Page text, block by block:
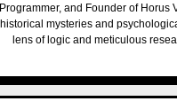
and Founder of Horus
mysteries and
lens of logic and meticulous